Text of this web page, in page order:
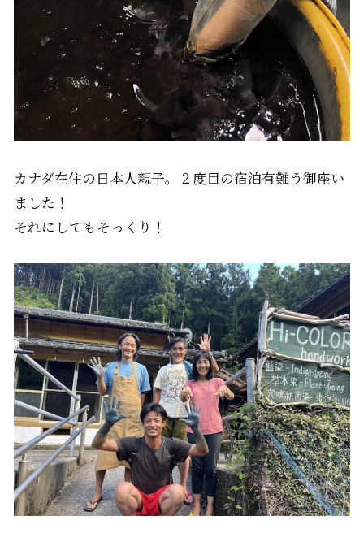
カナダ在住の日本人親子。２度目の宿泊有難う御座い
ました！
それにしてもそっくり！